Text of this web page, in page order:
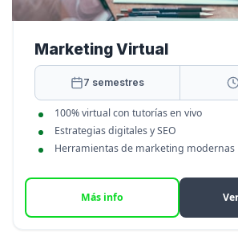
Marketing Virtual
7 semestres
100% virtual con tutorías en vivo
Estrategias digitales y SEO
Herramientas de marketing modernas
Más info